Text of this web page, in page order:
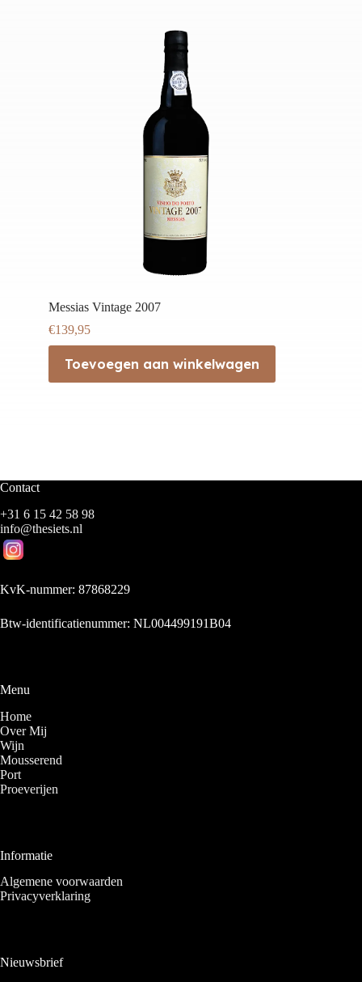
Messias Vintage 2007
€139,95
Toevoegen aan winkelwagen
Contact
+31 6 15 42 58 98
info@thesiets.nl
KvK-nummer: 87868229
Btw-identificatienummer: NL004499191B04
Menu
Home
Over Mij
Wijn
Mousserend
Port
Proeverijen
Informatie
Algemene voorwaarden
Privacyverklaring
Nieuwsbrief